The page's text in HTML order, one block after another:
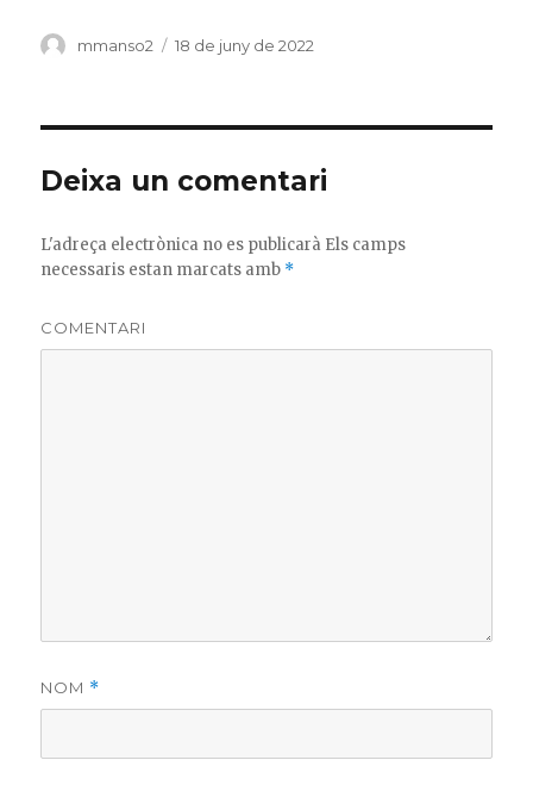
c
b
o
o
k
it
r
m
ar
te
ix
Author
mmanso2
Posted
18 de juny de 2022
Deixa un comentari
L'adreça electrònica no es publicarà Els camps
necessaris estan marcats amb *
COMENTARI
NOM *